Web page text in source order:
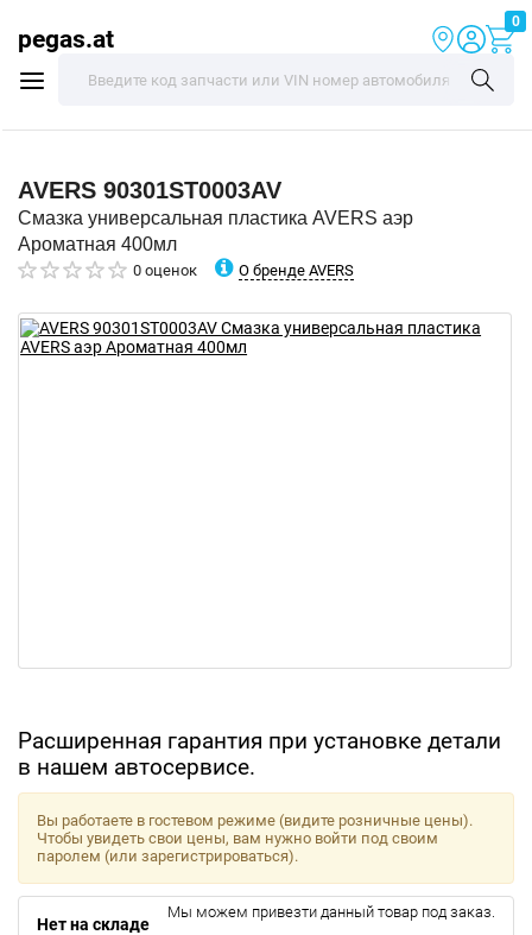
pegas.at
0
AVERS 90301ST0003AV
Смазка универсальная пластика AVERS аэр
Ароматная 400мл
0 оценок О бренде AVERS
Расширенная гарантия при установке детали
в нашем автосервисе.
Вы работаете в гостевом режиме (видите розничные цены).
Чтобы увидеть свои цены, вам нужно войти под своим
паролем (или зарегистрироваться).
Нет на складе
Мы можем привезти данный товар под заказ.